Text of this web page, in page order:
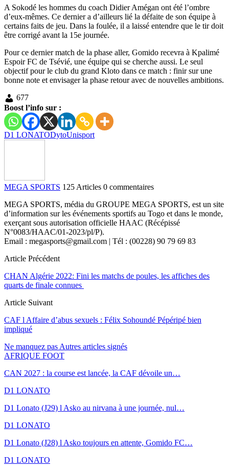
A Sokodé les hommes du coach Didier Amégan ont été l’ombre
d’eux-mêmes. Ce dernier a d’ailleurs lié la défaite de son équipe à
certains faits de jeu. Dans la foulée, il a laissé entendre que le tir doit
être corrigé avant la 15e journée.
Pour ce dernier match de la phase aller, Gomido recevra à Kpalimé
Espoir FC de Tsévié, une équipe qui se cherche aussi. Le seul
objectif pour le club du grand Kloto dans ce match : finir sur une
bonne note et envisager la phase retour avec de nouvelles ambitions.
677
Boost l’info sur :
D1 LONATODytoUnisport
MEGA SPORTS 125 Articles 0 commentaires
MEGA SPORTS, média du GROUPE MEGA SPORTS, est un site
d’information sur les événements sportifs au Togo et dans le monde,
exerçant sous autorisation officielle HAAC (Récépissé
N°0083/HAAC/01-2023/pl/P).
Email : megasports@gmail.com | Tél : (00228) 90 79 69 83
Article Précédent
CHAN Algérie 2022: Fini les matchs de poules, les affiches des
quarts de finale connues
Article Suivant
CAF l Affaire d’abus sexuels : Félix Sohoundé Pépéripé bien
impliqué
Ne manquez pas Autres articles signés
AFRIQUE FOOT
CAN 2027 : la course est lancée, la CAF dévoile un…
D1 LONATO
D1 Lonato (J29) l Asko au nirvana à une journée, nul…
D1 LONATO
D1 Lonato (J28) l Asko toujours en attente, Gomido FC…
D1 LONATO